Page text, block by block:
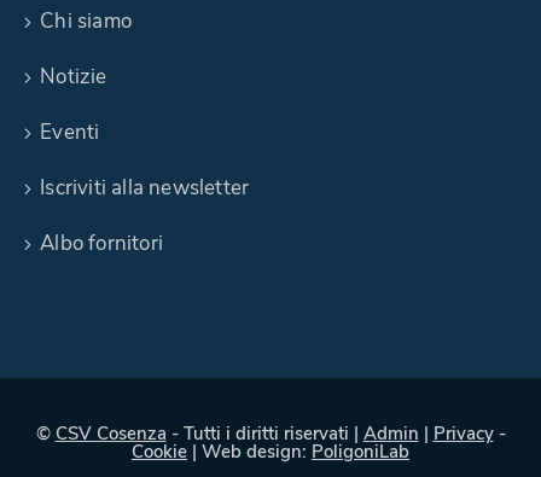
Chi siamo
Notizie
Eventi
Iscriviti alla newsletter
Albo fornitori
© CSV Cosenza - Tutti i diritti riservati | Admin | Privacy-
Cookie | Web design: PoligoniLab